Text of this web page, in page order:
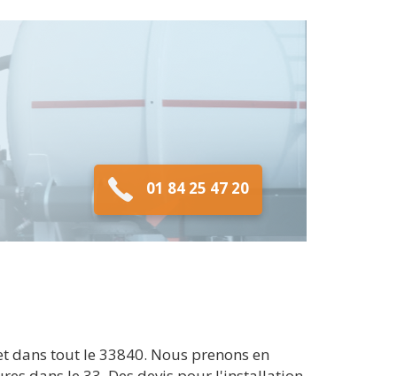
01 84 25 47 20
dans tout le 33840. Nous prenons en